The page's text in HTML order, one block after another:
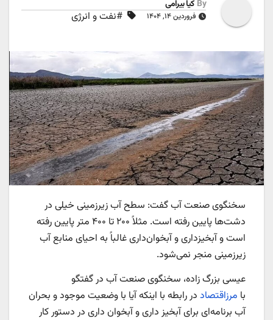
By کیا بیرامی
فروردین ۱۴, ۱۴۰۴ #نفت و انرژی
سخنگوی صنعت آب گفت: سطح آب زیرزمینی خیلی در
دشت‌ها پایین رفته است. مثلاً ۲۰۰ تا ۴۰۰ متر پایین رفته
است و آبخیزداری و آبخوان‌داری غالباً به احیای منابع آب
زیرزمینی منجر نمی‌شود.
عیسی بزرگ زاده، سخنگوی صنعت آب در گفتگو
با مرزاقتصاد در رابطه با اینکه آیا با وضعیت موجود و بحران
آب برنامه‌ای برای آبخیز داری و آبخوان داری در دستور کار